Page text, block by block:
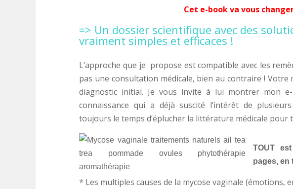
Cet e-book va vous
=> Un dossier scientifique avec des
vraiment simples et efficaces !
L’approche que je propose est compatible avec les
pas une consultation médicale, bien au contraire !
diagnostic initial. Je vous invite à lui montrer mon
connaissance qui a déjà suscité l’intérêt de
toujours le temps d’éplucher la littérature médicale pour
TOUT
pages, en
* Les multiples causes de la mycose vaginale (émotions,